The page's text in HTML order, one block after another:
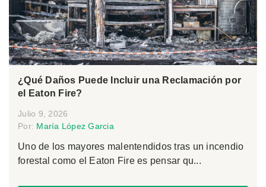
¿Qué Daños Puede Incluir una Reclamación por
el Eaton Fire?
Julio 9, 2026
Por: María López Garcia
Uno de los mayores malentendidos tras un incendio
forestal como el Eaton Fire es pensar qu...